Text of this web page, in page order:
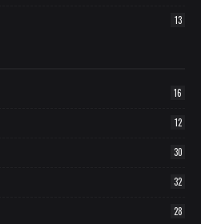
13
16
12
30
32
28